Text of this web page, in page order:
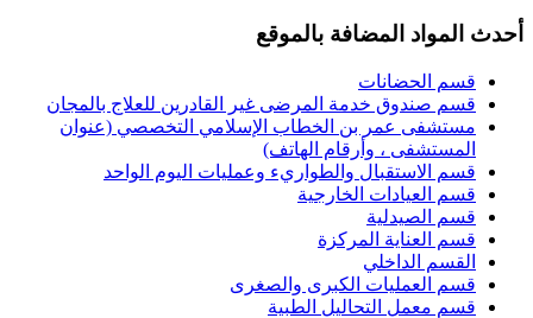
أحدث المواد المضافة بالموقع
قسم الحضانات
قسم صندوق خدمة المرضى غير القادرين للعلاج بالمجان
مستشفى عمر بن الخطاب الإسلامي التخصصي (عنوان
المستشفى ، وأرقام الهاتف)
قسم الاستقبال والطواريء وعمليات اليوم الواحد
قسم العيادات الخارجية
قسم الصيدلية
قسم العناية المركزة
القسم الداخلي
قسم العمليات الكبرى والصغرى
قسم معمل التحاليل الطبية